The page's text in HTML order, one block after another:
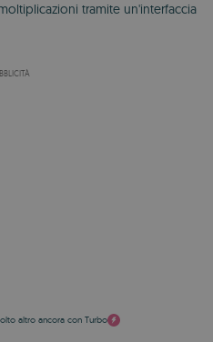
tramite un'interfaccia
altro ancora con Turbo